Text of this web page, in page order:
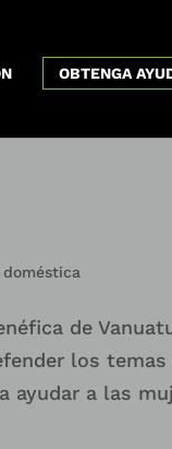
OBTENGA
de
los temas
ayudar a las